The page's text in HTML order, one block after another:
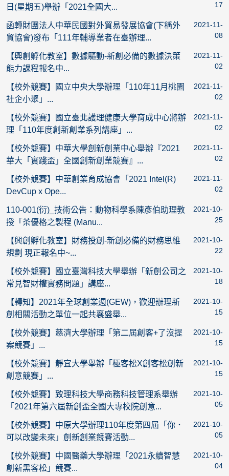
日(星期五)舉辦「2021全國大...
17
函轉財團法人中華民國對外貿易發展協會(下稱外
貿協會)發布「111年輔導業者在臺辦理...
2021-11-
08
【興創孵化教室】數據驅動-新創必備的數據決策
能力課程報名中...
2021-11-
02
【校外競賽】國立中央大學辦理「110年11月桃園
社企小聚」...
2021-11-
02
【校外競賽】國立臺北護理健康大學育成中心將辦
理「110年度創新創業系列講座」...
2021-11-
02
【校外競賽】中華大學創新創業中心舉辦『2021
華大「實踐盃」全國創新創業競賽』...
2021-11-
02
【校外競賽】中華創業育成協會「2021 Intel(R)
DevCup x Ope...
2021-11-
02
110-001(衍)_技術公告：動物科學系陳彥伯助理教
授「茶優格之製程 (Manu...
2021-10-
25
【興創孵化教室】財務投創-新創必備的財務思維
規劃 現正報名中~...
2021-10-
22
【校外競賽】國立臺灣科技大學舉辦「新創公司之
常見智財權實務問題」講座...
2021-10-
18
【轉知】2021年全球創業週(GEW)，歡迎辦理新
創相關活動之單位一起共襄盛舉...
2021-10-
15
【校外競賽】慈濟大學辦理「第二屆創客+了沒提
案競賽」...
2021-10-
15
【校外競賽】靜宜大學舉辦「極客松X創客松創新
創意競賽」...
2021-10-
15
【校外競賽】致理科技大學商務科技管理系舉辦
「2021年第六屆新創盃全國大專校院創意...
2021-10-
05
【校外競賽】中原大學辦理110年度第四屆「你．
可以改變未來」創新創業競賽活動...
2021-10-
05
【校外競賽】中國醫藥大學辦理「2021永續智慧
創新黑客松」競賽...
2021-10-
04